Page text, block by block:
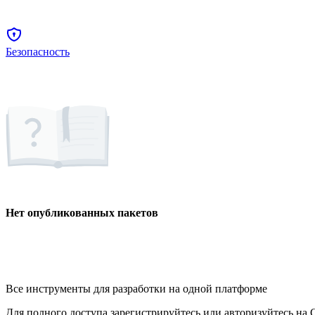
Безопасность
Нет опубликованных пакетов
Все инструменты для разработки на одной платформе
Для полного доступа зарегистрируйтесь или авторизуйтесь на